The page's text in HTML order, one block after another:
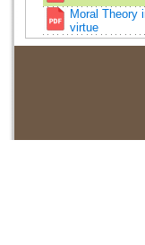
Moral Theory
virtue